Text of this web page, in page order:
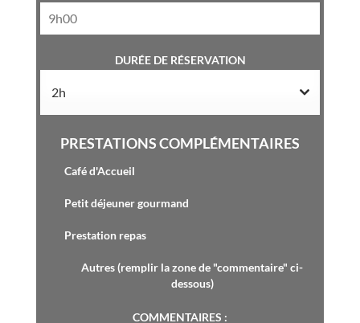
DURÉE DE RÉSERVATION
2h
PRESTATIONS COMPLÉMENTAIRES
Café d'Accueil
Petit déjeuner gourmand
Prestation repas
Autres (remplir la zone de "commentaire" ci-
dessous)
COMMENTAIRES :